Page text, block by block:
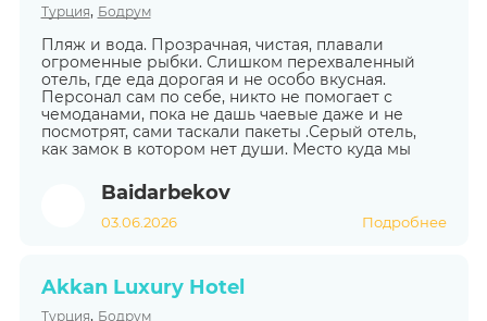
Турция, Бодрум
Пляж и вода. Прозрачная, чистая, плавали
огроменные рыбки. Слишком перехваленный
отель, где еда дорогая и не особо вкусная.
Персонал сам по себе, никто не помогает с
чемоданами, пока не дашь чаевые даже и не
посмотрят, сами таскали пакеты .Серый отель,
как замок в котором нет души. Место куда мы
Baidarbekov
03.06.2026 Подробнее
Akkan Luxury Hotel
Турция, Бодрум